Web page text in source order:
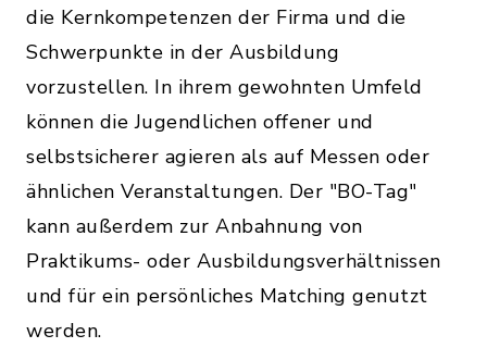
die Kernkompetenzen der Firma und die
Schwerpunkte in der Ausbildung
vorzustellen. In ihrem gewohnten Umfeld
können die Jugendlichen offener und
selbstsicherer agieren als auf Messen oder
ähnlichen Veranstaltungen. Der "BO-Tag"
kann außerdem zur Anbahnung von
Praktikums- oder Ausbildungsverhältnissen
und für ein persönliches Matching genutzt
werden.